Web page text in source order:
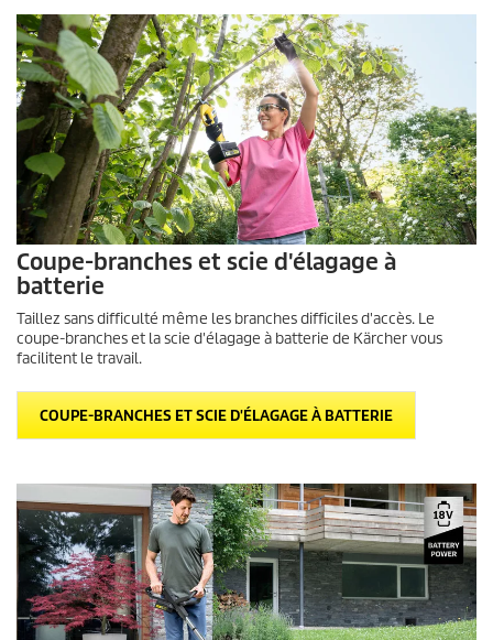
Coupe-branches et scie d'élagage à
batterie
Taillez sans difficulté même les branches difficiles d'accès. Le
coupe-branches et la scie d'élagage à batterie de Kärcher vous
facilitent le travail.
COUPE-BRANCHES ET SCIE D'ÉLAGAGE À BATTERIE